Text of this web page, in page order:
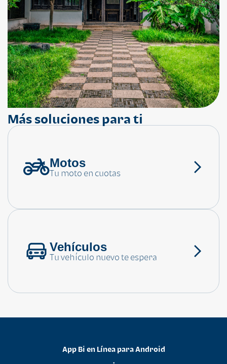
¿Necesitas ayuda?
Más soluciones para ti
Motos
Tu moto en cuotas
Vehículos
Tu vehículo nuevo te espera
App Bi en Línea para Android